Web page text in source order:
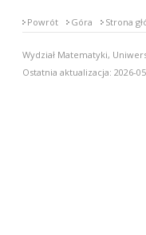
Powrót Góra Strona
Wydział Matematyki,
Ostatnia aktualizacja: 2026-